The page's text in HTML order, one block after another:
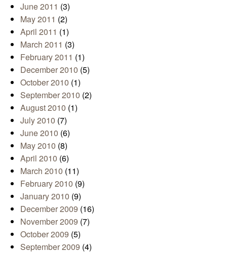
June 2011 (3)
May 2011 (2)
April 2011 (1)
March 2011 (3)
February 2011 (1)
December 2010 (5)
October 2010 (1)
September 2010 (2)
August 2010 (1)
July 2010 (7)
June 2010 (6)
May 2010 (8)
April 2010 (6)
March 2010 (11)
February 2010 (9)
January 2010 (9)
December 2009 (16)
November 2009 (7)
October 2009 (5)
September 2009 (4)